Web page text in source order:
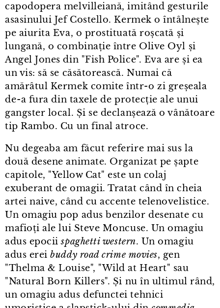
capodopera melvilleiană, imitând gesturile
asasinului Jef Costello. Kermek o întâlnește
pe aiurita Eva, o prostituată roșcată și
lungană, o combinație între Olive Oyl și
Angel Jones din "Fish Police". Eva are și ea
un vis: să se căsătorească. Numai că
amărâtul Kermek comite într⁠-⁠o zi greșeala
de⁠-⁠a fura din taxele de protecție ale unui
gangster local. Și se declanșează o vânătoare
tip Rambo. Cu un final atroce.
Nu degeaba am făcut referire mai sus la
două desene animate. Organizat pe șapte
capitole, "Yellow Cat" este un colaj
exuberant de omagii. Tratat când în cheia
artei naive, când cu accente telenovelistice.
Un omagiu pop adus benzilor desenate cu
mafioți ale lui Steve Moncuse. Un omagiu
adus epociispaghetti western. Un omagiu
adus ereibuddy road crime movies, gen
"Thelma & Louise", "Wild at Heart" sau
"Natural Born Killers". Și nu în ultimul rând,
un omagiu adus defunctei tehnici